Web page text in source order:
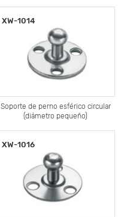
Soporte de perno esférico circular
(diámetro pequeño)
XW-1014
XW-1016